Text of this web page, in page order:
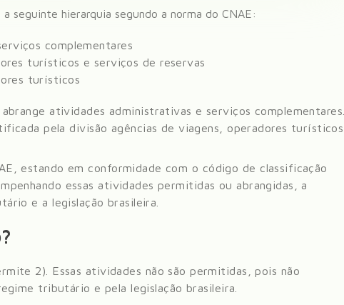
a seguinte hierarquia segundo a norma do CNAE:
complementares
turísticos e serviços de reservas
turísticos
atividades administrativas e serviços complementares
pela divisão agências de viagens, operadores turísticos
estando em conformidade com o código de classificação
essas atividades permitidas ou abrangidas, a
e a legislação brasileira.
2) . Essas atividades não são permitidas, pois não
tributário e pela legislação brasileira.